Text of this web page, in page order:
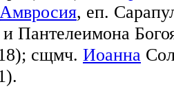
Амвросия, еп.
Пантелеимона
сщмч. Иоанна